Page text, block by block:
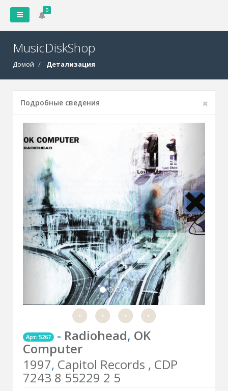
0
MusicDiskShop
Домой Детализация
Подробные сведения
Арт: 5267 - Radiohead, OK
Computer
1997, Capitol Records , CDP
7243 8 55229 2 5